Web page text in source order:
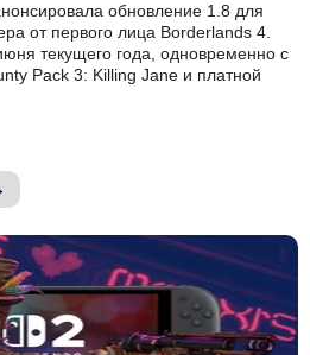
обновление 1.8 для
от первого лица Borderlands 4.
текущего года, одновременно с
Pack 3: Killing Jane и платной